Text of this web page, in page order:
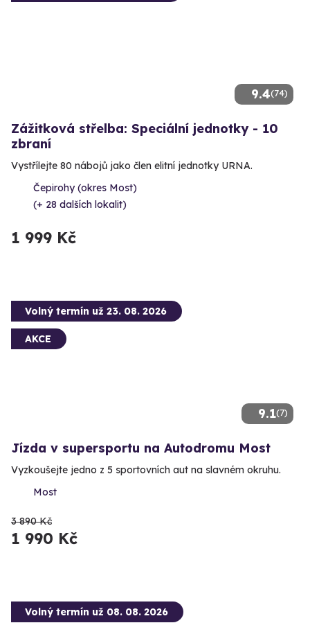
9.4(74)
Zážitková střelba: Speciální jednotky - 10
zbraní
Vystřílejte 80 nábojů jako člen elitní jednotky URNA.
Čepirohy (okres Most)
(+ 28 dalších lokalit)
1 999 Kč
9.1(7)
Volný termín už 23. 08. 2026
AKCE
Jízda v supersportu na Autodromu Most
Vyzkoušejte jedno z 5 sportovních aut na slavném okruhu.
Most
3 890 Kč
1 990 Kč
Volný termín už 08. 08. 2026